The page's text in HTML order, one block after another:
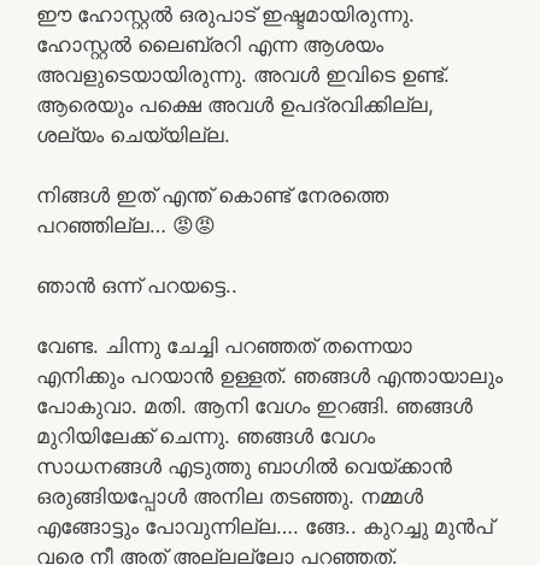
ഈ ഹോസ്റ്റൽ ഒരുപാട് ഇഷ്ടമായിരുന്നു.
ഹോസ്റ്റൽ ലൈബ്രറി എന്ന ആശയം
അവളുടെയായിരുന്നു. അവൾ ഇവിടെ ഉണ്ട്.
ആരെയും പക്ഷെ അവൾ ഉപദ്രവിക്കില്ല,
ശല്യം ചെയ്യില്ല.
നിങ്ങൾ ഇത് എന്ത് കൊണ്ട് നേരത്തെ
പറഞ്ഞില്ല… 😡😡
ഞാൻ ഒന്ന് പറയട്ടെ..
വേണ്ട. ചിന്നു ചേച്ചി പറഞ്ഞത് തന്നെയാ
എനിക്കും പറയാൻ ഉള്ളത്. ഞങ്ങൾ എന്തായാലും
പോകുവാ. മതി. ആനി വേഗം ഇറങ്ങി. ഞങ്ങൾ
മുറിയിലേക്ക് ചെന്നു. ഞങ്ങൾ വേഗം
സാധനങ്ങൾ എടുത്തു ബാഗിൽ വെയ്ക്കാൻ
ഒരുങ്ങിയപ്പോൾ അനില തടഞ്ഞു. നമ്മൾ
എങ്ങോട്ടും പോവുന്നില്ല…. ങ്ങേ.. കുറച്ചു മുൻപ്
വരെ നീ അത് അല്ലല്ലോ പറഞ്ഞത്.